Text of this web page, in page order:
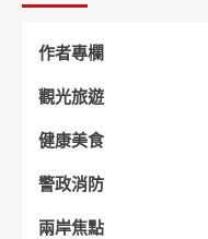
作者專欄
觀光旅遊
健康美食
警政消防
兩岸焦點